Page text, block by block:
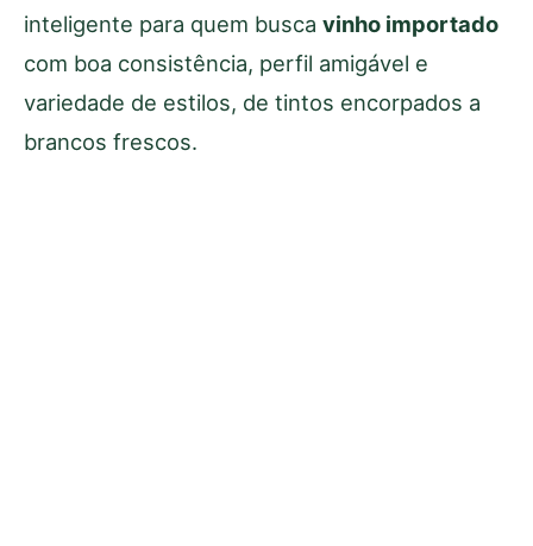
inteligente para quem busca vinho importado
com boa consistência, perfil amigável e
variedade de estilos, de tintos encorpados a
brancos frescos.